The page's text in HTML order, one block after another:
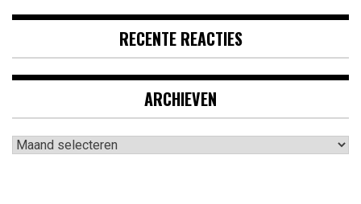
RECENTE REACTIES
ARCHIEVEN
Archieven